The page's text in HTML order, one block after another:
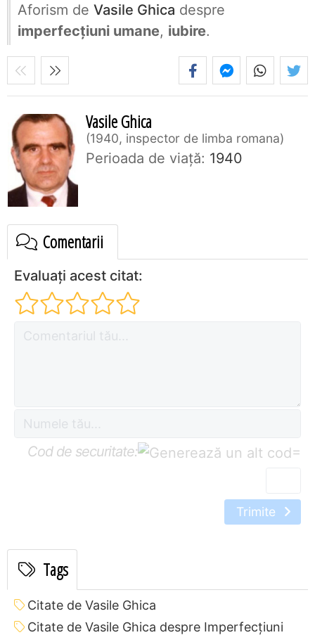
Aforism de Vasile Ghica despre
imperfecțiuni umane, iubire.
Vasile Ghica
1940, inspector de limba romana
Perioada de viaţă: 1940
Comentarii
Evaluați acest citat:
Cod de securitate: =
Trimite
Tags
Citate de Vasile Ghica
Citate de Vasile Ghica despre Imperfecțiuni